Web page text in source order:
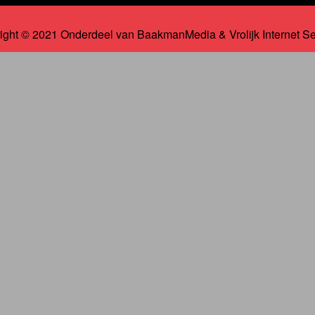
© 2021 Onderdeel van BaakmanMedia& Vrolijk Internet